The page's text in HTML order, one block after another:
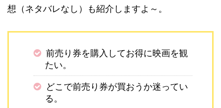
想（ネタバレなし）も紹介しますよ～。
前売り券を購入してお得に映画を観
たい。
どこで前売り券が買おうか迷ってい
る。